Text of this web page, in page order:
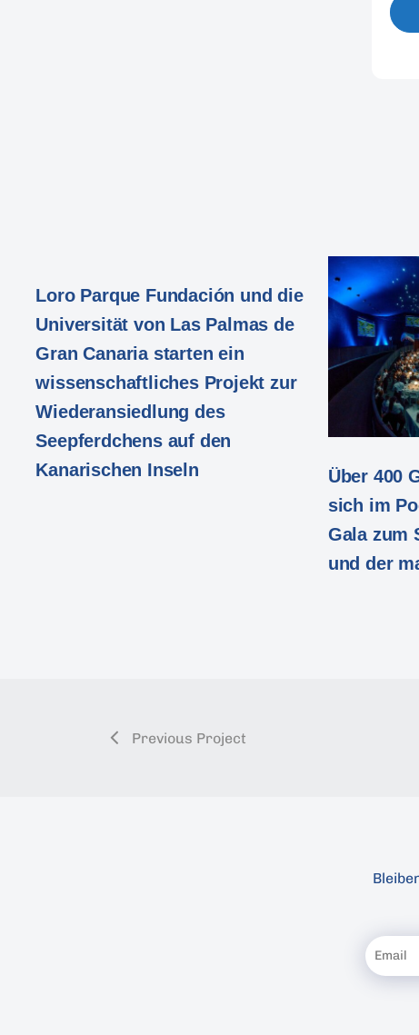
Loro Parque Fundación und die
Universität von Las Palmas de
Gran Canaria starten ein
wissenschaftliches Projekt zur
Wiederansiedlung des
Seepferdchens auf den
Kanarischen Inseln
Über 400
sich im
Gala zum
und der
Previous Project